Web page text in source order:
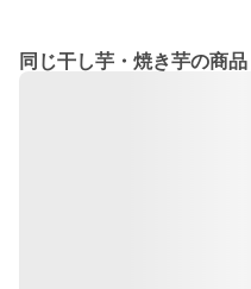
同じ干し芋・焼き芋の商品